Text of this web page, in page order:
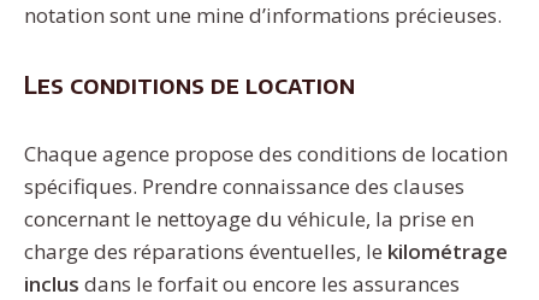
notation sont une mine d’informations précieuses.
Les conditions de location
Chaque agence propose des conditions de location
spécifiques. Prendre connaissance des clauses
concernant le nettoyage du véhicule, la prise en
charge des réparations éventuelles, le kilométrage
inclus dans le forfait ou encore les assurances